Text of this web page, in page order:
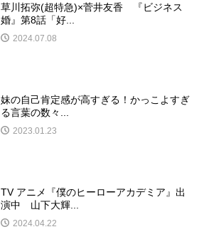
草川拓弥(超特急)×菅井友香 『ビジネス
婚』第8話「好...
2024.07.08
妹の自己肯定感が高すぎる！かっこよすぎ
る言葉の数々...
2023.01.23
TV アニメ『僕のヒーローアカデミア』出
演中 山下大輝...
2024.04.22